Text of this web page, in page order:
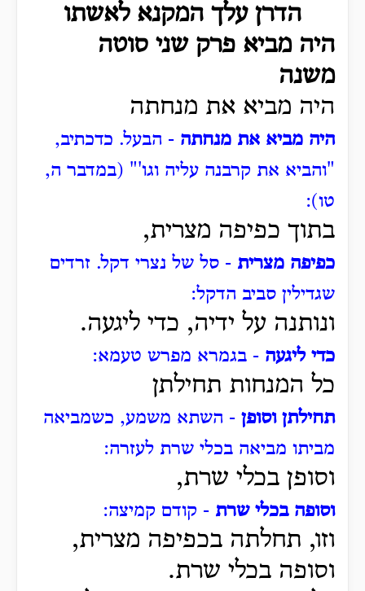
הדרן עלך המקנא לאשתו
היה מביא פרק שני סוטה
משנה
היה מביא את מנחתה
היה מביא את מנחתה - הבעל. כדכתיב,
"והביא את קרבנה עליה וגו'" (במדבר ה,
טו):
בתוך כפיפה מצרית,
כפיפה מצרית - סל של נצרי דקל. זרדים
שגדילין סביב הדקל:
ונותנה על ידיה, כדי ליגעה.
כדי ליגעה - בגמרא מפרש טעמא:
כל המנחות תחילתן
תחילתן וסופן - השתא משמע, כשמביאה
מביתו מביאה בכלי שרת לעזרה:
וסופן בכלי שרת,
וסופה בכלי שרת - קודם קמיצה:
וזו, תחלתה בכפיפה מצרית,
וסופה בכלי שרת.